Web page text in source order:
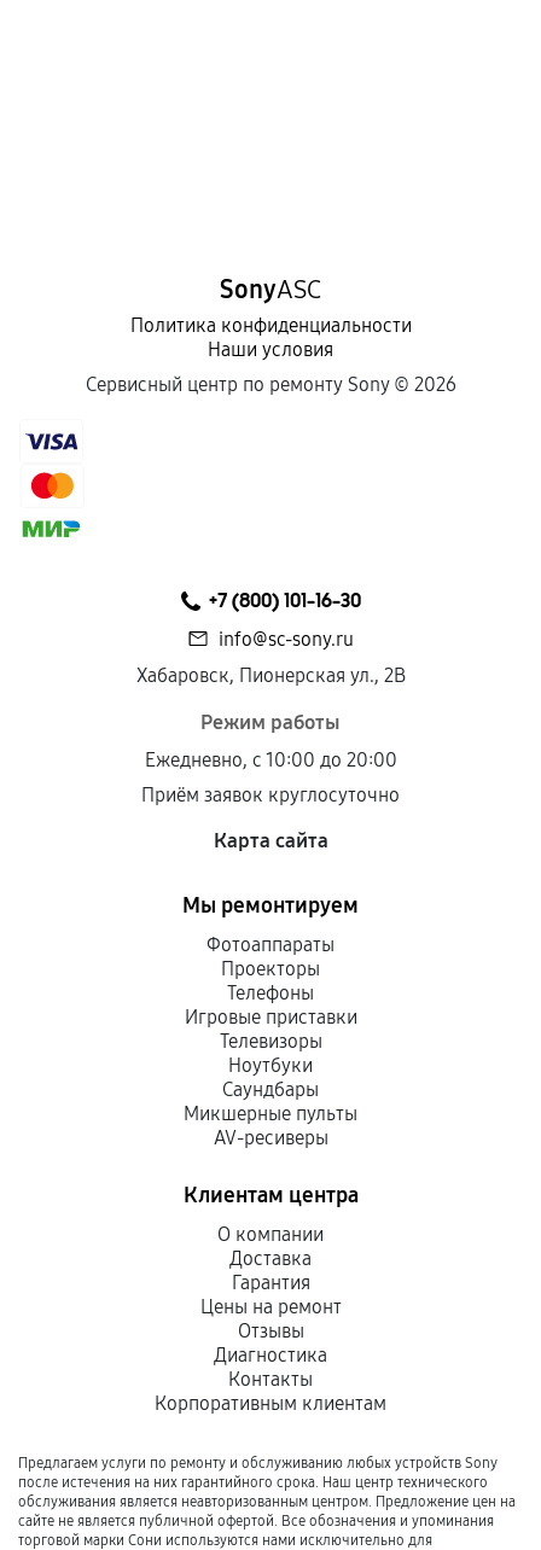
SonyASC
Политика конфиденциальности
Наши условия
Сервисный центр по ремонту Sony © 2026
+7 (800) 101-16-30
info@sc-sony.ru
Хабаровск, Пионерская ул., 2В
Режим работы
Ежедневно, с 10:00 до 20:00
Приём заявок круглосуточно
Карта сайта
Мы ремонтируем
Фотоаппараты
Проекторы
Телефоны
Игровые приставки
Телевизоры
Ноутбуки
Саундбары
Микшерные пульты
AV-ресиверы
Клиентам центра
О компании
Доставка
Гарантия
Цены на ремонт
Отзывы
Диагностика
Контакты
Корпоративным клиентам
Предлагаем услуги по ремонту и обслуживанию любых устройств Sony
после истечения на них гарантийного срока. Наш центр технического
обслуживания является неавторизованным центром. Предложение цен на
сайте не является публичной офертой. Все обозначения и упоминания
торговой марки Сони используются нами исключительно для